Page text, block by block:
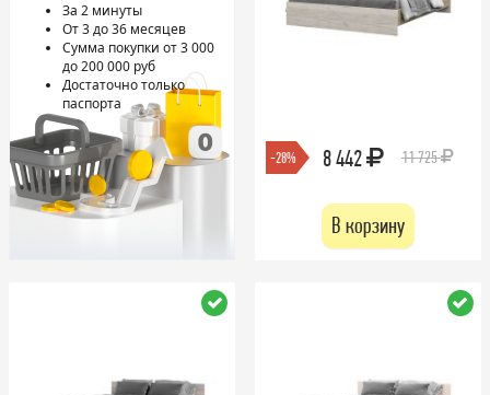
За 2 минуты
От 3 до 36 месяцев
Сумма покупки от 3 000
до 200 000 руб
Достаточно только
паспорта
-28% 8 442 11 725
В корзину